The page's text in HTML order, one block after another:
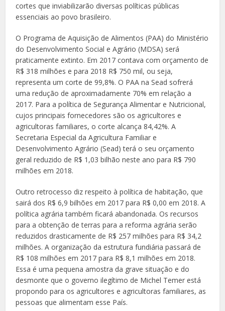
cortes que inviabilizarão diversas políticas públicas
essenciais ao povo brasileiro.
O Programa de Aquisição de Alimentos (PAA) do Ministério
do Desenvolvimento Social e Agrário (MDSA) será
praticamente extinto. Em 2017 contava com orçamento de
R$ 318 milhões e para 2018 R$ 750 mil, ou seja,
representa um corte de 99,8%. O PAA na Sead sofrerá
uma redução de aproximadamente 70% em relação a
2017. Para a política de Segurança Alimentar e Nutricional,
cujos principais fornecedores são os agricultores e
agricultoras familiares, o corte alcança 84,42%. A
Secretaria Especial da Agricultura Familiar e
Desenvolvimento Agrário (Sead) terá o seu orçamento
geral reduzido de R$ 1,03 bilhão neste ano para R$ 790
milhões em 2018.
Outro retrocesso diz respeito à política de habitação, que
sairá dos R$ 6,9 bilhões em 2017 para R$ 0,00 em 2018. A
política agrária também ficará abandonada. Os recursos
para a obtenção de terras para a reforma agrária serão
reduzidos drasticamente de R$ 257 milhões para R$ 34,2
milhões. A organização da estrutura fundiária passará de
R$ 108 milhões em 2017 para R$ 8,1 milhões em 2018.
Essa é uma pequena amostra da grave situação e do
desmonte que o governo ilegítimo de Michel Temer está
propondo para os agricultores e agricultoras familiares, as
pessoas que alimentam esse País.